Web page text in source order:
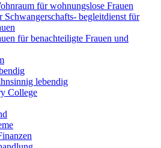
für wohnungslose Frauen
Schwangerschafts- begleitdienst für
für benachteiligte Frauen und
lebendig
College